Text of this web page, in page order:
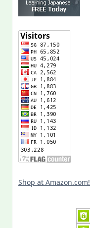
Shop at Amazon.com!